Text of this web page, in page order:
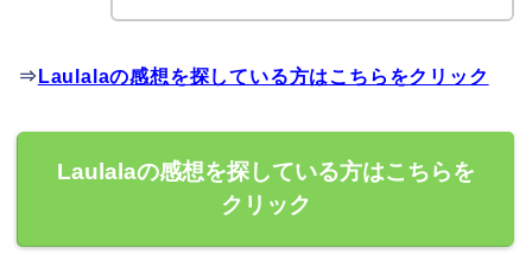
⇒ Laulalaの感想を探している方はこちらをクリック
Laulalaの感想を探している方はこちらを
クリック